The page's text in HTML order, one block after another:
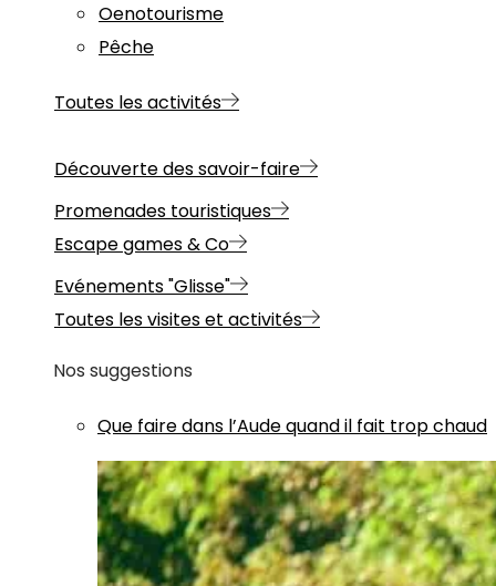
Oenotourisme
Pêche
Toutes les activités
Découverte des savoir-faire
Promenades touristiques
Escape games & Co
Evénements "Glisse"
Toutes les visites et activités
Nos suggestions
Que faire dans l’Aude quand il fait trop chaud